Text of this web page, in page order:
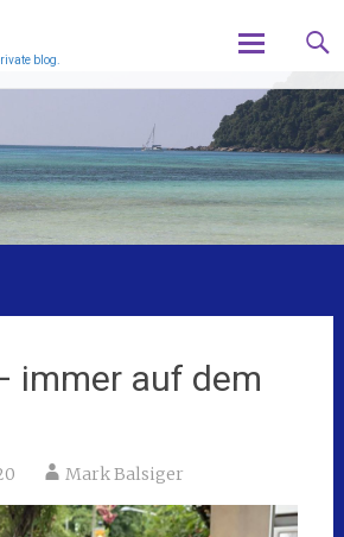
blog.
to
content
immer auf dem
Mark Balsiger